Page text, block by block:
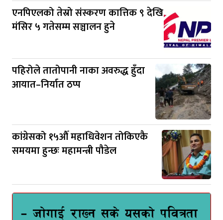
एनपिएलको तेस्रो संस्करण कात्तिक ९ देखि
मंसिर ५ गतेसम्म सञ्चालन हुने
पहिरोले तातोपानी नाका अवरुद्ध हुँदा
आयात–निर्यात ठप्प
कांग्रेसको १५औँ महाधिवेशन तोकिएकै
समयमा हुन्छः महामन्त्री पौडेल